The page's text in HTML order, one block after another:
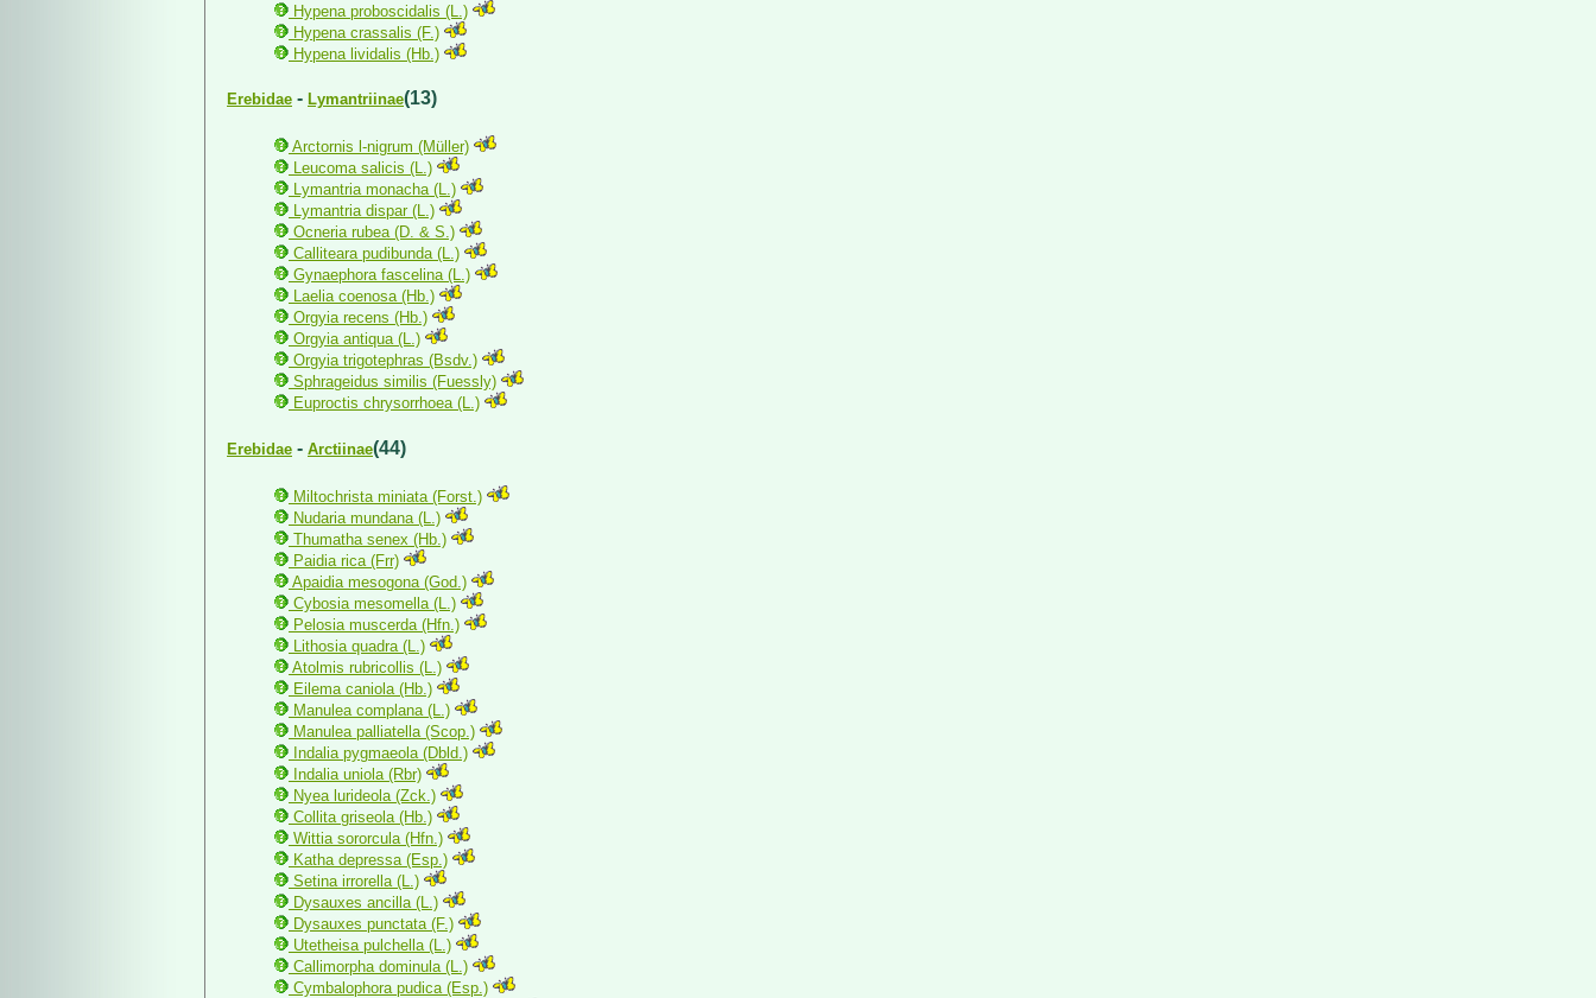
Hypena proboscidalis (L.)
Hypena crassalis (F.)
Hypena lividalis (Hb.)
Erebidae - Lymantriinae(13)
Arctornis l-nigrum (Müller)
Leucoma salicis (L.)
Lymantria monacha (L.)
Lymantria dispar (L.)
Ocneria rubea (D. & S.)
Calliteara pudibunda (L.)
Gynaephora fascelina (L.)
Laelia coenosa (Hb.)
Orgyia recens (Hb.)
Orgyia antiqua (L.)
Orgyia trigotephras (Bsdv.)
Sphrageidus similis (Fuessly)
Euproctis chrysorrhoea (L.)
Erebidae - Arctiinae(44)
Miltochrista miniata (Forst.)
Nudaria mundana (L.)
Thumatha senex (Hb.)
Paidia rica (Frr)
Apaidia mesogona (God.)
Cybosia mesomella (L.)
Pelosia muscerda (Hfn.)
Lithosia quadra (L.)
Atolmis rubricollis (L.)
Eilema caniola (Hb.)
Manulea complana (L.)
Manulea palliatella (Scop.)
Indalia pygmaeola (Dbld.)
Indalia uniola (Rbr)
Nyea lurideola (Zck.)
Collita griseola (Hb.)
Wittia sororcula (Hfn.)
Katha depressa (Esp.)
Setina irrorella (L.)
Dysauxes ancilla (L.)
Dysauxes punctata (F.)
Utetheisa pulchella (L.)
Callimorpha dominula (L.)
Cymbalophora pudica (Esp.)